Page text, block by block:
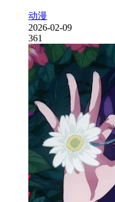
动漫
2026-02-09
361